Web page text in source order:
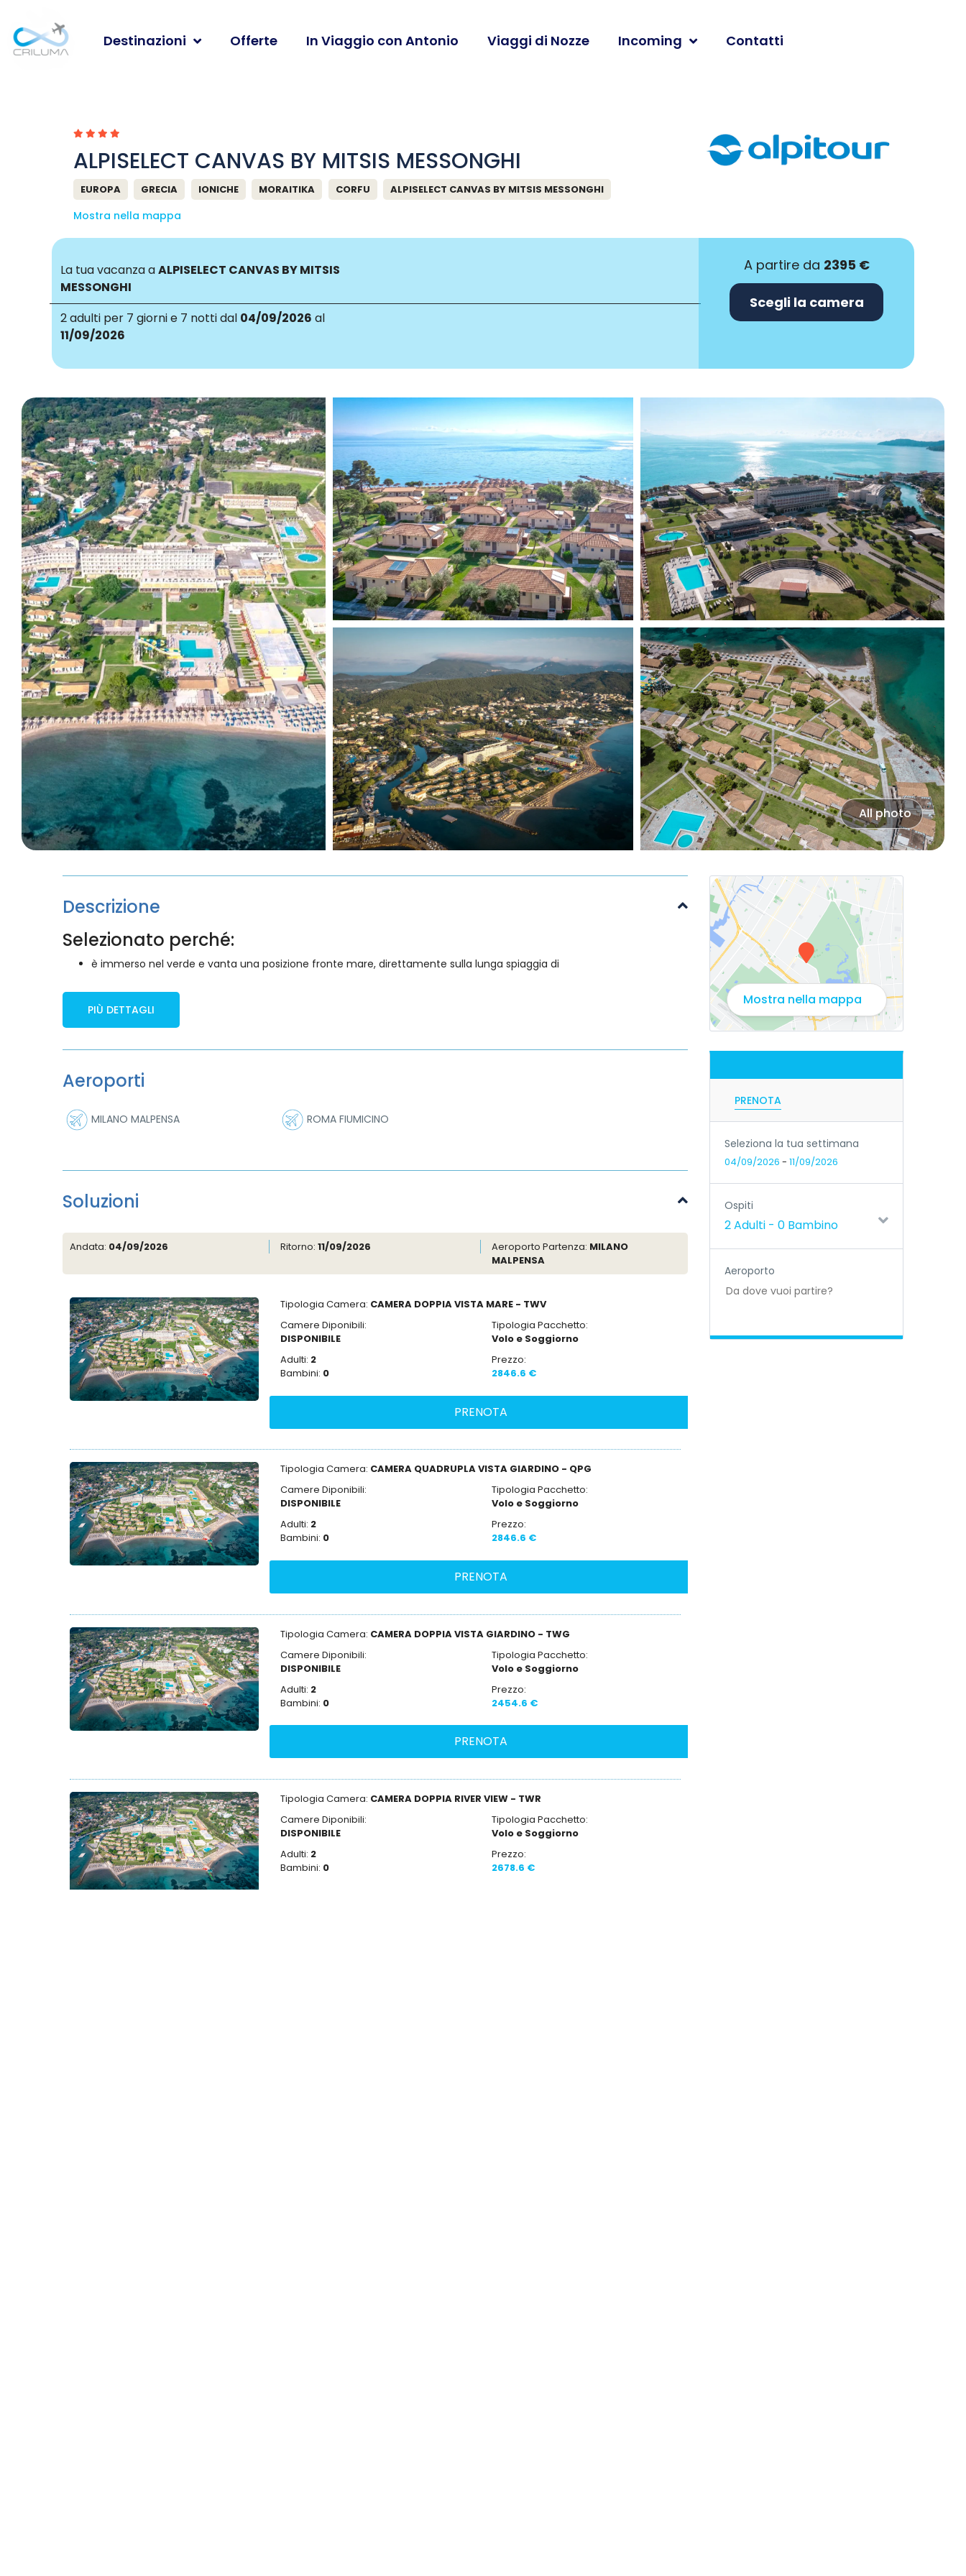
Destinazioni Offerte In Viaggio con Antonio Viaggi di Nozze Incoming Contatti
ALPISELECT CANVAS BY MITSIS MESSONGHI
EUROPA GRECIA IONICHE MORAITIKA CORFU ALPISELECT CANVAS BY MITSIS MESSONGHI
Mostra nella mappa
La tua vacanza aALPISELECT CANVAS BY MITSIS
MESSONGHI
2 adulti per 7 giorni e 7 notti dal 04/09/2026 al
11/09/2026
A partire da 2395 €
Scegli la camera
All photo
Descrizione
Selezionato perché:
è immerso nel verde e vanta una posizione fronte mare, direttamente sulla lunga spiaggia di
PIÙ DETTAGLI
Aeroporti
MILANO MALPENSA ROMA FIUMICINO
Soluzioni
Andata: 04/09/2026 Ritorno:11/09/2026 Aeroporto Partenza: MILANO
MALPENSA
Tipologia Camera: CAMERA DOPPIA VISTA MARE - TWV
Camere Diponibili:
DISPONIBILE
Tipologia Pacchetto:
Volo e Soggiorno
Adulti: 2
Bambini: 0
Prezzo:
2846.6 €
Tipologia Camera: CAMERA QUADRUPLA VISTA GIARDINO - QPG
Camere Diponibili:
DISPONIBILE
Tipologia Pacchetto:
Volo e Soggiorno
Adulti: 2
Bambini: 0
Prezzo:
2846.6 €
Tipologia Camera: CAMERA DOPPIA VISTA GIARDINO - TWG
Camere Diponibili:
DISPONIBILE
Tipologia Pacchetto:
Volo e Soggiorno
Adulti: 2
Bambini: 0
Prezzo:
2454.6 €
Tipologia Camera: CAMERA DOPPIA RIVER VIEW - TWR
Camere Diponibili:
DISPONIBILE
Tipologia Pacchetto:
Volo e Soggiorno
Adulti: 2
Bambini: 0
Prezzo:
2678.6 €
Mostra nella mappa
PRENOTA
Seleziona la tua settimana
04/09/2026 - 11/09/2026
Ospiti
2 Adulti - 0 Bambino
Aeroporto